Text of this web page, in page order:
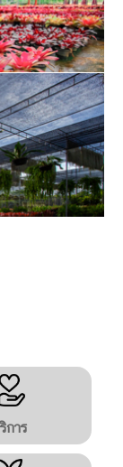
การ